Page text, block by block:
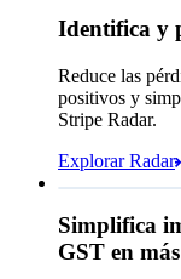
Tarjeta
Identifica y
Reduce las
positivos y
Stripe Radar.
Explorar Radar
Pagar
Simplifica
GST en